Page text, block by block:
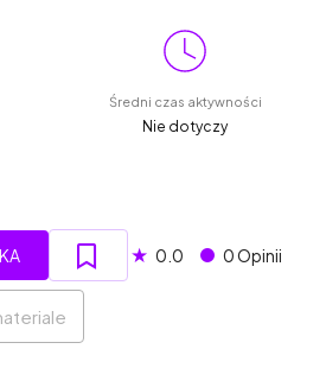
Średni czas aktywności
Nie dotyczy
★ 0.0 0 Opinii